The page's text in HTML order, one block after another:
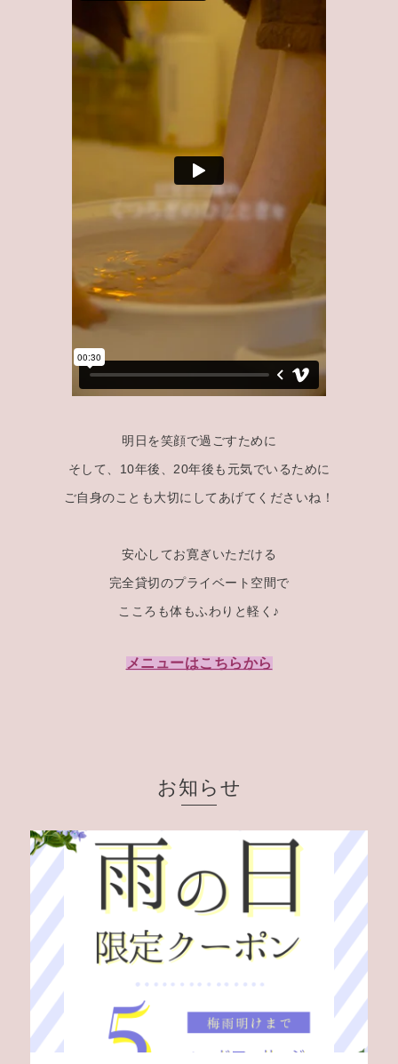
明日を笑顔で過ごすために
そして、10年後、20年後も元気でいるために
ご自身のことも大切にしてあげてくださいね！
安心してお寛ぎいただける
完全貸切のプライベート空間で
こころも体もふわりと軽く♪
メニューはこちらから
お知らせ